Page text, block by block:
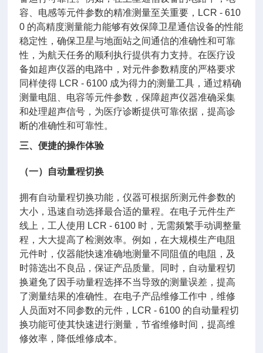
容、电感等元件参数的精准测量至关重要，LCR - 610
0 的高精度测量能力能够有效保障卫星通信设备的性能
稳定性，确保卫星与地面站之间通信的准确性和可靠
性，为航天任务的顺利执行提供有力支持。在医疗设
备如超声仪器的电路中，对元件参数精度的严格要求
同样使得 LCR - 6100 成为得力的测量工具，通过精确
测量电阻、电容等元件参数，保障超声仪器准确采集
和处理超声信号，为医疗诊断提供可靠依据，提高诊
断的准确性和可靠性。
三、便捷的操作体验
（一）自动量程切换
拥有自动量程切换功能，仪器可根据所测元件参数的
大小，迅速自动选择最合适的量程。在电子元件生产
线上，工人使用 LCR - 6100 时，无需频繁手动调整量
程，大大提高了检测效率。例如，在大规模生产电阻
元件时，仪器能快速准确地测量不同阻值的电阻，及
时筛选出不良品，保证产品质量。同时，自动量程切
换避免了因手动量程选择不当导致的测量误差，提高
了测量结果的准确性。在电子产品维修工作中，维修
人员面对不同参数的元件，LCR - 6100 的自动量程切
换功能可使其快速进行测量，节省维修时间，提高维
修效率，降低维修成本。